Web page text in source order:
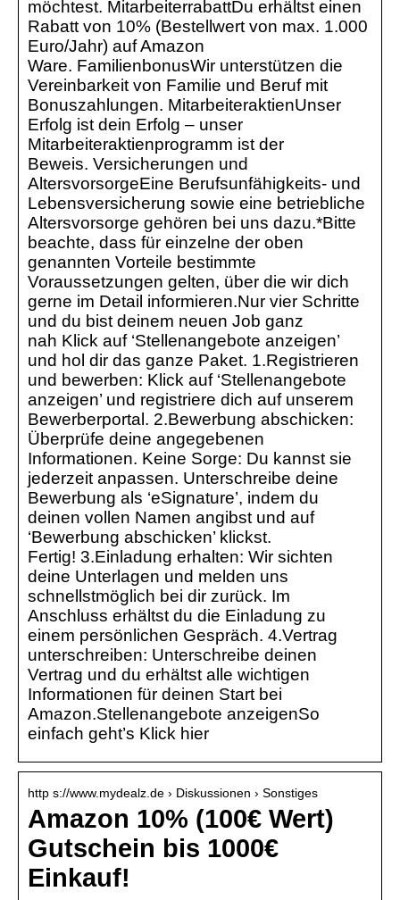
möchtest. MitarbeiterrabattDu erhältst einen
Rabatt von 10% (Bestellwert von max. 1.000
Euro/Jahr) auf Amazon
Ware. FamilienbonusWir unterstützen die
Vereinbarkeit von Familie und Beruf mit
Bonuszahlungen. MitarbeiteraktienUnser
Erfolg ist dein Erfolg – unser
Mitarbeiteraktienprogramm ist der
Beweis. Versicherungen und
AltersvorsorgeEine Berufsunfähigkeits- und
Lebensversicherung sowie eine betriebliche
Altersvorsorge gehören bei uns dazu.*Bitte
beachte, dass für einzelne der oben
genannten Vorteile bestimmte
Voraussetzungen gelten, über die wir dich
gerne im Detail informieren.Nur vier Schritte
und du bist deinem neuen Job ganz
nah Klick auf ‘Stellenangebote anzeigen’
und hol dir das ganze Paket. 1.Registrieren
und bewerben: Klick auf ‘Stellenangebote
anzeigen’ und registriere dich auf unserem
Bewerberportal. 2.Bewerbung abschicken:
Überprüfe deine angegebenen
Informationen. Keine Sorge: Du kannst sie
jederzeit anpassen. Unterschreibe deine
Bewerbung als ‘eSignature’, indem du
deinen vollen Namen angibst und auf
‘Bewerbung abschicken’ klickst.
Fertig! 3.Einladung erhalten: Wir sichten
deine Unterlagen und melden uns
schnellstmöglich bei dir zurück. Im
Anschluss erhältst du die Einladung zu
einem persönlichen Gespräch. 4.Vertrag
unterschreiben: Unterschreibe deinen
Vertrag und du erhältst alle wichtigen
Informationen für deinen Start bei
Amazon.Stellenangebote anzeigenSo
einfach geht’s Klick hier
http s://www.mydealz.de › Diskussionen › Sonstiges
Amazon 10% (100€ Wert)
Gutschein bis 1000€
Einkauf!